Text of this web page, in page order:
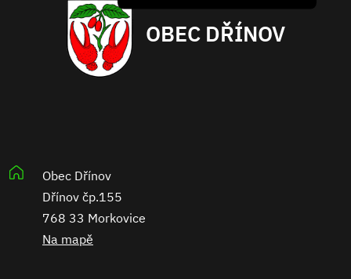
OBEC DŘÍNOV
Obec Dřínov
Dřínov čp.155
768 33 Morkovice
Na mapě